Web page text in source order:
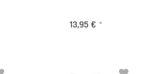
13,95 € *